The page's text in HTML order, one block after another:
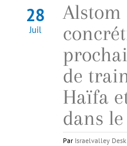
28
Juil
Alstom
de
Haïfa
dans
Par Israelvalley Desk